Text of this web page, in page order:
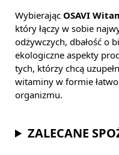
Wybierając OSAVI
który łączy w sobie
odżywczych, dbałość o
ekologiczne aspekty
tych, którzy chcą
witaminy w formie
organizmu.
ZALECANE